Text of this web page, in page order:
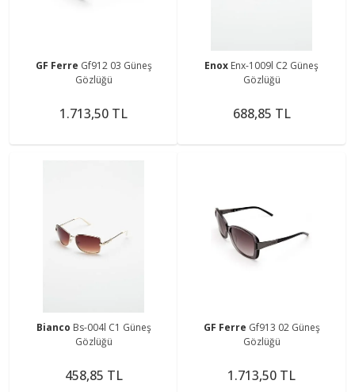
GF Ferre Gf912 03 Güneş
Gözlüğü
1.713,50 TL
Enox Enx-1009l C2 Güneş
Gözlüğü
688,85 TL
Bianco Bs-004l C1 Güneş
Gözlüğü
458,85 TL
GF Ferre Gf913 02 Güneş
Gözlüğü
1.713,50 TL